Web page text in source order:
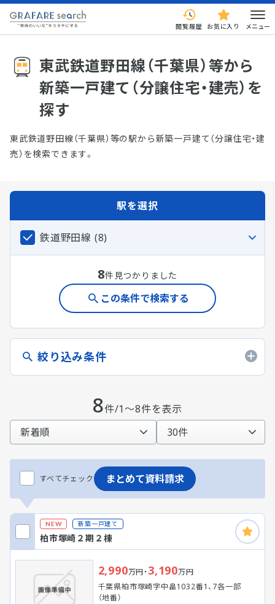
閲覧履歴 お気に入り メニュー
東武鉄道野田線（千葉県）等から
新築一戸建て（分譲住宅・建売）を
探す
東武鉄道野田線（千葉県）等の駅から新築一戸建て（分譲住宅・建
売）を検索できます。
駅を選択
鉄道野田線 (8)
8件見つかりました
この条件で検索する
絞り込み条件
8件/1～8件を表示
すべてチェック まとめて資料請求
NEW 新築一戸建て
柏市塚崎２期２棟
2,990万円・3,190万円
千葉県柏市塚崎字中畠1032番1、7各一部
（地番）